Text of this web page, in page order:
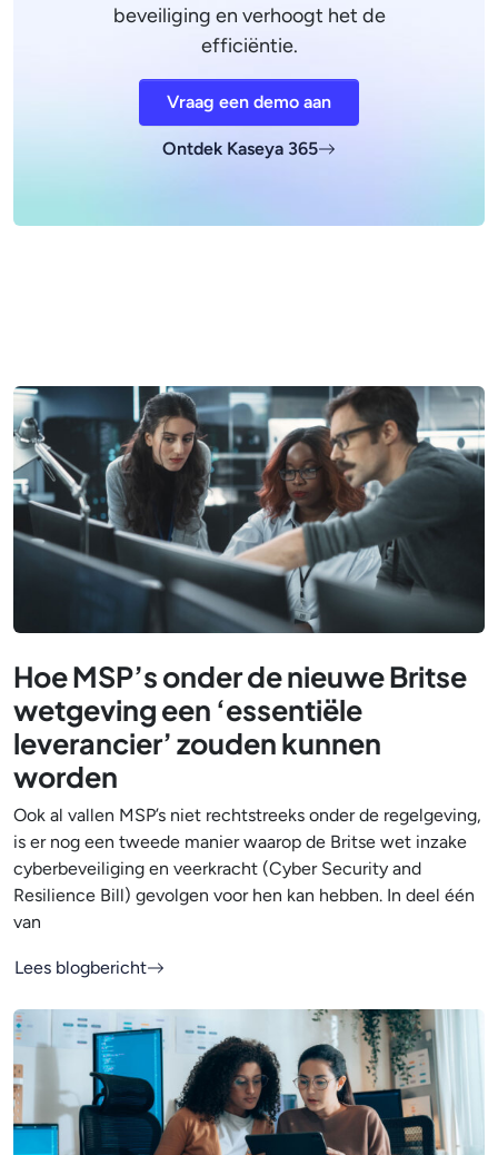
beveiliging en verhoogt het de
efficiëntie.
Vraag een demo aan
Ontdek Kaseya 365
Hoe MSP’s onder de nieuwe Britse
wetgeving een ‘essentiële
leverancier’ zouden kunnen
worden
Ook al vallen MSP’s niet rechtstreeks onder de regelgeving,
is er nog een tweede manier waarop de Britse wet inzake
cyberbeveiliging en veerkracht (Cyber Security and
Resilience Bill) gevolgen voor hen kan hebben. In deel één
van
Lees blogbericht